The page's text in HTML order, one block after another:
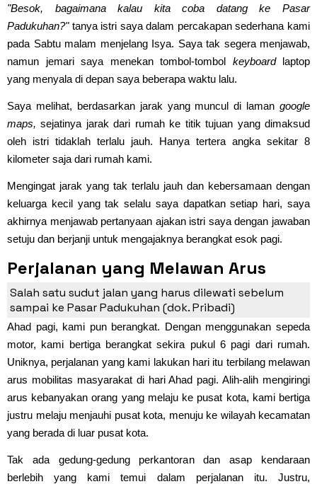
"Besok, bagaimana kalau kita coba datang ke Pasar
Padukuhan?"tanya istri saya dalam percakapan sederhana kami
pada Sabtu malam menjelang Isya. Saya tak segera menjawab,
namun jemari saya menekan tombol-tombol keyboardlaptop
yang menyala di depan saya beberapa waktu lalu.
Saya melihat, berdasarkan jarak yang muncul di laman google
maps, sejatinya jarak dari rumah ke titik tujuan yang dimaksud
oleh istri tidaklah terlalu jauh. Hanya tertera angka sekitar 8
kilometer saja dari rumah kami.
Mengingat jarak yang tak terlalu jauh dan kebersamaan dengan
keluarga kecil yang tak selalu saya dapatkan setiap hari, saya
akhirnya menjawab pertanyaan ajakan istri saya dengan jawaban
setuju dan berjanji untuk mengajaknya berangkat esok pagi.
Perjalanan yang Melawan Arus
Mobilitas Masyarakat
Salah satu sudut jalan yang harus dilewati sebelum
sampai ke Pasar Padukuhan (dok. Pribadi)
Ahad pagi, kami pun berangkat. Dengan menggunakan sepeda
motor, kami bertiga berangkat sekira pukul 6 pagi dari rumah.
Uniknya, perjalanan yang kami lakukan hari itu terbilang melawan
arus mobilitas masyarakat di hari Ahad pagi. Alih-alih mengiringi
arus kebanyakan orang yang melaju ke pusat kota, kami bertiga
justru melaju menjauhi pusat kota, menuju ke wilayah kecamatan
yang berada di luar pusat kota.
Tak ada gedung-gedung perkantoran dan asap kendaraan
berlebih yang kami temui dalam perjalanan itu. Justru,